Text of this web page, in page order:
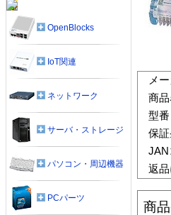
メ
商品
型番
保
JAN
返
商
OpenBlocks
IoT関連
ネットワーク
サーバ・ストレージ
パソコン・周辺機器
PCパーツ